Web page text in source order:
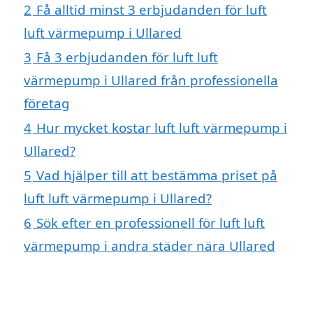
2 Få alltid minst 3 erbjudanden för luft
luft värmepump i Ullared
3 Få 3 erbjudanden för luft luft
värmepump i Ullared från professionella
företag
4 Hur mycket kostar luft luft värmepump i
Ullared?
5 Vad hjälper till att bestämma priset på
luft luft värmepump i Ullared?
6 Sök efter en professionell för luft luft
värmepump i andra städer nära Ullared